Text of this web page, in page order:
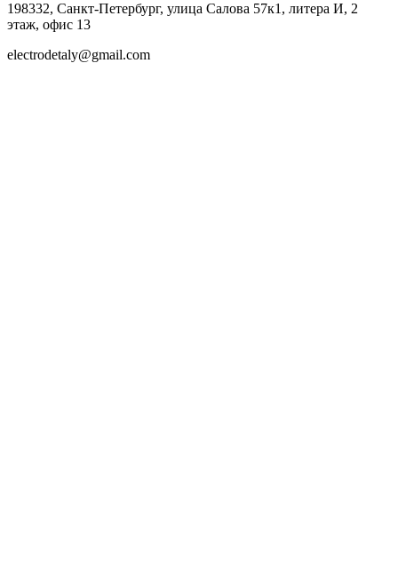
198332, Санкт-Петербург, улица Салова 57к1, литера И, 2
этаж, офис 13
electrodetaly@gmail.com